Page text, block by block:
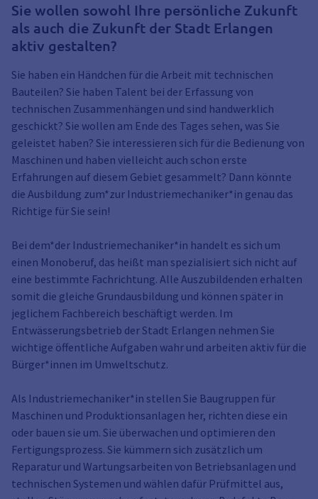
Sie wollen sowohl Ihre persönliche Zukunft
als auch die Zukunft der Stadt Erlangen
aktiv gestalten?
Sie haben ein Händchen für die Arbeit mit technischen
Bauteilen? Sie haben Talent bei der Erfassung von
technischen Zusammenhängen und sind handwerklich
geschickt? Sie wollen am Ende des Tages sehen, was Sie
geleistet haben? Sie interessieren sich für die Bedienung von
Maschinen und haben vielleicht auch schon erste
Erfahrungen auf diesem Gebiet gesammelt? Dann könnte
die Ausbildung zum*zur Industriemechaniker*in genau das
Richtige für Sie sein!
Bei dem*der Industriemechaniker*in handelt es sich um
einen Monoberuf, das heißt man spezialisiert sich nicht auf
eine bestimmte Fachrichtung. Alle Auszubildenden erhalten
somit die gleiche Grundausbildung und können später in
jeglichem Fachbereich beschäftigt werden. Im
Entwässerungsbetrieb der Stadt Erlangen nehmen Sie
wichtige öffentliche Aufgaben wahr und arbeiten aktiv für die
Bürger*innen im Umweltschutz.
Als Industriemechaniker*in stellen Sie Baugruppen für
Maschinen und Produktionsanlagen her, richten diese ein
oder bauen sie um. Sie überwachen und optimieren den
Fertigungsprozess. Sie kümmern sich zusätzlich um
Reparatur und Wartungsarbeiten von Betriebsanlagen und
technischen Systemen und wählen dafür Prüfmittel aus,